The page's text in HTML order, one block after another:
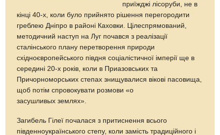
приїжджі лісоруби, не в
кінці 40-х, коли було прийнято рішення перегородити
греблею Дніпро в районі Каховки. Цілеспрямований,
методичний наступ на Луг почався з реалізації
сталінського плану перетворення природи
східноєвропейського півдня соціалістичної імперії ще в
середині 20-х років, коли в Приазовських та
Причорноморських степах знищувалися вікові пасовища,
щоб потім спровокувати розмови «о
засушливых землях».
Загибель Гілеї почалася з притиснення всього
південноукраїнського степу, коли замість традиційного і